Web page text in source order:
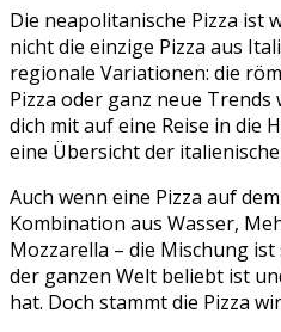
Die neapolitanische Pizza ist
nicht die einzige Pizza aus
regionale Variationen: die
Pizza oder ganz neue Trends
dich mit auf eine Reise in die
eine Übersicht der
Auch wenn eine Pizza auf
Kombination aus Wasser,
Mozzarella – die Mischung
der ganzen Welt beliebt ist
hat. Doch stammt die Pizza